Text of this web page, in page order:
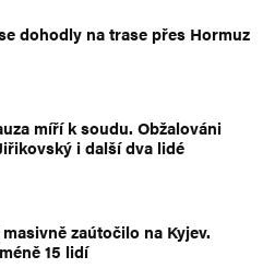
dohodly na trase přes Hormuz
míří k soudu. Obžalováni
i další dva lidé
zaútočilo na Kyjev.
15 lidí